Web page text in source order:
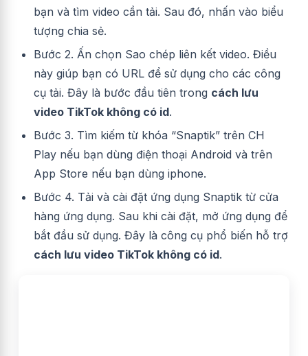
bạn và tìm video cần tải. Sau đó, nhấn vào biểu
tượng chia sẻ.
Bước 2. Ấn chọn Sao chép liên kết video. Điều
này giúp bạn có URL để sử dụng cho các công
cụ tải. Đây là bước đầu tiên trong cách lưu
video TikTok không có id.
Bước 3. Tìm kiếm từ khóa “Snaptik” trên CH
Play nếu bạn dùng điện thoại Android và trên
App Store nếu bạn dùng iphone.
Bước 4. Tải và cài đặt ứng dụng Snaptik từ cửa
hàng ứng dụng. Sau khi cài đặt, mở ứng dụng để
bắt đầu sử dụng. Đây là công cụ phổ biến hỗ trợ
cách lưu video TikTok không có id.